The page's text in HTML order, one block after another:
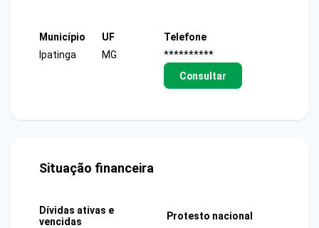
Município
Ipatinga
UF
MG
Telefone
**********
Consultar
Situação financeira
Dívidas ativas e
vencidas
Protesto nacional